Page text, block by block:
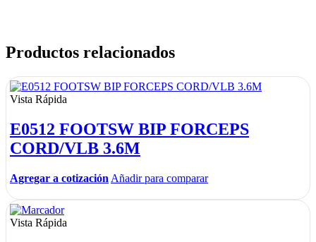
Productos relacionados
Vista Rápida
E0512 FOOTSW BIP FORCEPS
CORD/VLB 3.6M
Agregar a cotización Añadir para comparar
Vista Rápida